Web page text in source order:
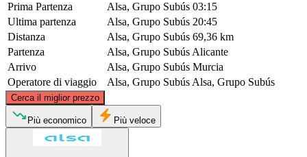
Prima Partenza
Alsa, Grupo Subús 03:15
Ultima partenza
Alsa, Grupo Subús 20:45
Distanza
Alsa, Grupo Subús 69,36 km
Partenza
Alsa, Grupo Subús Alicante
Arrivo
Alsa, Grupo Subús Murcia
Operatore di viaggio
Alsa, Grupo Subús Alsa, Grupo Subús
Cerca il miglior prezzo
© CARTO, ©OpenStreetMapcontributors
Più economico Più veloce